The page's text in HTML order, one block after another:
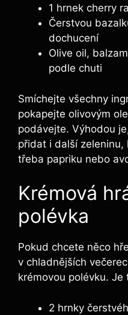
1 hrnek cherry
Čerstvou
dochucení
Olive oil,
podle chuti
Smíchejte všechny
pokapejte olivovým
podávejte. Výhodou
přidat i další zeleninu,
třeba papriku nebo
Krémová
polévka
Pokud chcete něco
v chladnějších
krémovou polévku.
2 hrnky